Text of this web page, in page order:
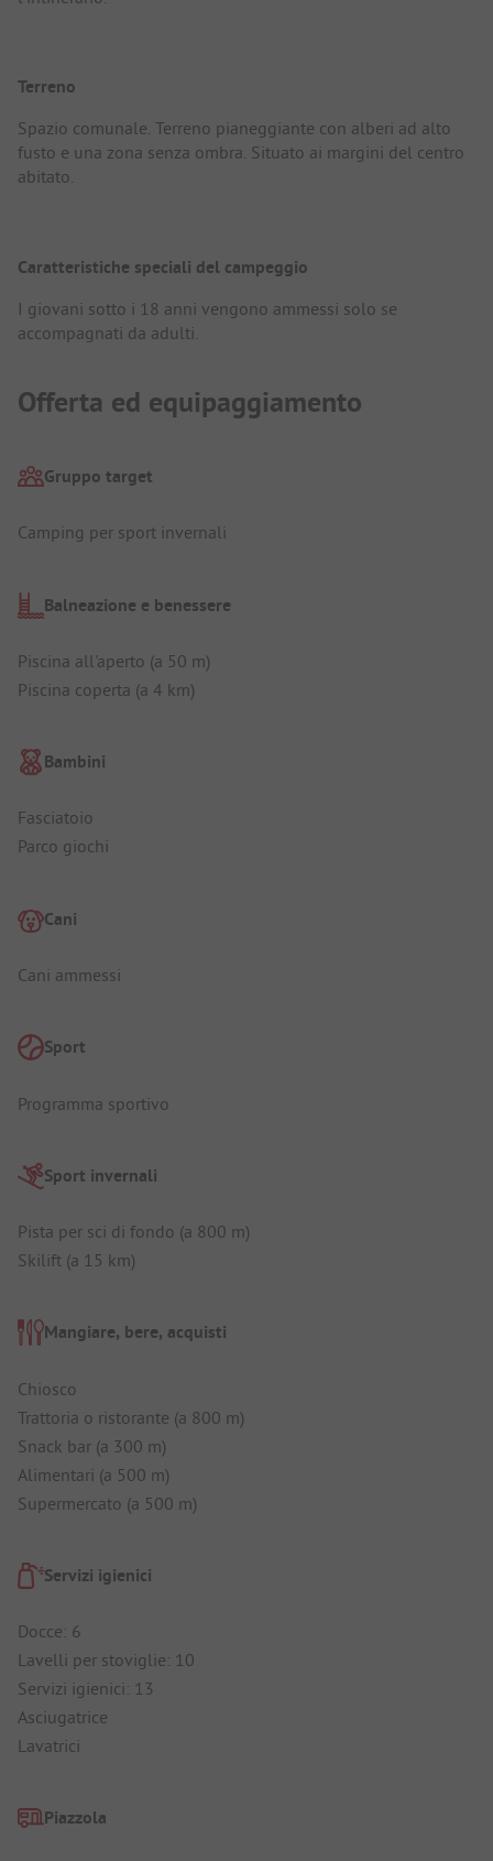
Terreno
Spazio comunale. Terreno pianeggiante con alberi ad alto
fusto e una zona senza ombra. Situato ai margini del centro
abitato.
Caratteristiche speciali del campeggio
I giovani sotto i 18 anni vengono ammessi solo se
accompagnati da adulti.
Offerta ed equipaggiamento
Gruppo target
Camping per sport invernali
Balneazione e benessere
Piscina all'aperto (a 50 m)
Piscina coperta (a 4 km)
Bambini
Fasciatoio
Parco giochi
Cani
Cani ammessi
Sport
Programma sportivo
Sport invernali
Pista per sci di fondo (a 800 m)
Skilift (a 15 km)
Mangiare, bere, acquisti
Chiosco
Trattoria o ristorante (a 800 m)
Snack bar (a 300 m)
Alimentari (a 500 m)
Supermercato (a 500 m)
Servizi igienici
Docce: 6
Lavelli per stoviglie: 10
Servizi igienici: 13
Asciugatrice
Lavatrici
Piazzola